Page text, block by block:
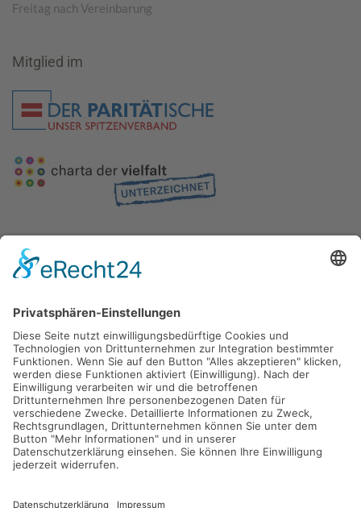
Freitag nach Vereinbarung
Mitglied im
Gefördert durch die
Freie und Hansestadt Hamburg